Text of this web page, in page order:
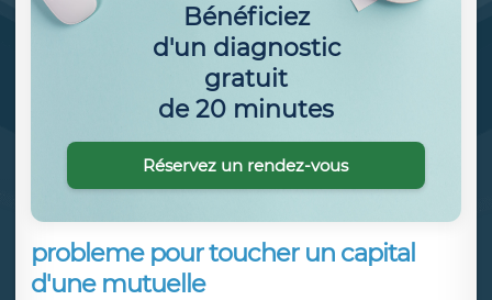
probleme pour toucher un capital
d'une mutuelle
Bénéficiez
d'un diagnostic
gratuit
de 20 minutes
Réservez un rendez-vous